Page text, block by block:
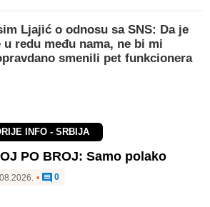
Ljajić o odnosu sa SNS: Da je
u redu među nama, ne bi mi
smenili pet funkcionera
INFO - SRBIJA
PO BROJ: Samo polako
• 0